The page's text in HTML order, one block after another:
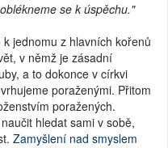
se k úspěchu."
jednomu z hlavních kořenů
v němž je zásadní
a to dokonce v církvi
poraženými. Přitom
poražených.
hledat sami v sobě,
Zamyšlení nad smyslem